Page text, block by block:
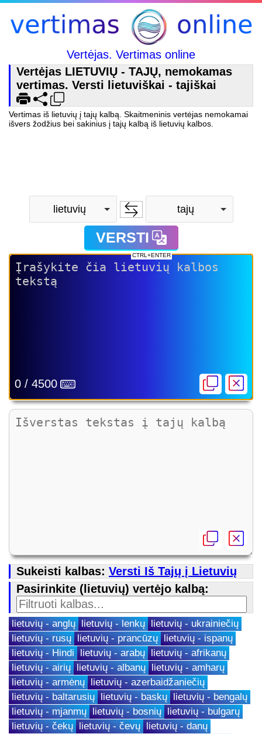
Vertėjas. Vertimas online
Vertėjas LIETUVIŲ - TAJŲ, nemokamas
vertimas. Versti lietuviškai - tajiškai
Vertimas iš lietuvių į tajų kalbą. Skaitmeninis vertėjas nemokamai
išvers žodžius bei sakinius į tajų kalbą iš lietuvių kalbos.
lietuvių tajų
VERSTI
CTRL+ENTER
0 / 4500
Sukeisti kalbas: Versti Iš Tajų į Lietuvių
Pasirinkite (lietuvių) vertėjo kalbą:
lietuvių - anglų lietuvių - lenkų lietuvių - ukrainiečių
lietuvių - rusų lietuvių - prancūzų lietuvių - ispanų
lietuvių - Hindi lietuvių - arabų lietuvių - afrikanų
lietuvių - airių lietuvių - albanų lietuvių - amharų
lietuvių - armėnų lietuvių - azerbaidžaniečių
lietuvių - baltarusių lietuvių - baskų lietuvių - bengalų
lietuvių - mjanmų lietuvių - bosnių lietuvių - bulgarų
lietuvių - čekų lietuvių - čevų lietuvių - danų